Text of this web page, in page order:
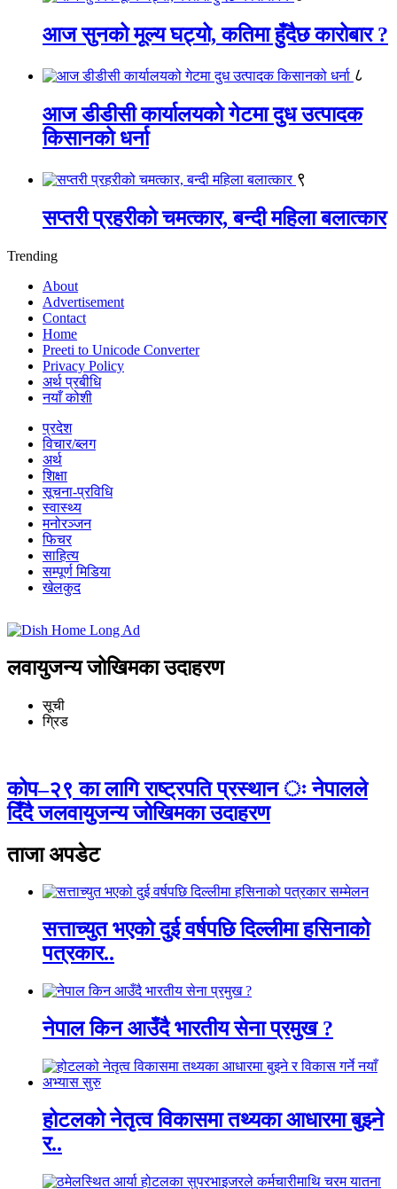
आज सुनको मूल्य घट्यो, कतिमा हुँदैछ कारोबार ?
८
आज डीडीसी कार्यालयको गेटमा दुध उत्पादक
किसानको धर्ना
९
सप्तरी प्रहरीको चमत्कार, बन्दी महिला बलात्कार
Trending
About
Advertisement
Contact
Home
Preeti to Unicode Converter
Privacy Policy
अर्थ प्रबीधि
नयाँ कोशी
प्रदेश
विचार/ब्लग
अर्थ
शिक्षा
सूचना-प्रविधि
स्वास्थ्य
मनोरञ्जन
फिचर
साहित्य
सम्पूर्ण मिडिया
खेलकुद
लवायुजन्य जोखिमका उदाहरण
सूची
ग्रिड
कोप–२९ का लागि राष्ट्रपति प्रस्थान ः नेपालले
दिँदै जलवायुजन्य जोखिमका उदाहरण
ताजा अपडेट
सत्ताच्युत भएको दुई वर्षपछि दिल्लीमा हसिनाको
पत्रकार..
नेपाल किन आउँदै भारतीय सेना प्रमुख ?
होटलको नेतृत्व विकासमा तथ्यका आधारमा बुझ्ने
र..